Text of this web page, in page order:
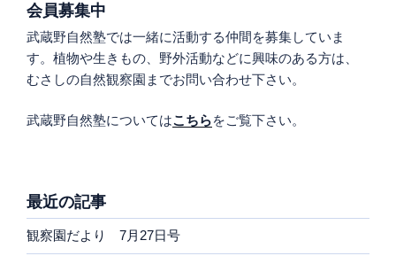
会員募集中
武蔵野自然塾では一緒に活動する仲間を募集していま
す。植物や生きもの、野外活動などに興味のある方は、
むさしの自然観察園までお問い合わせ下さい。
武蔵野自然塾についてはこちらをご覧下さい。
最近の記事
観察園だより 7月27日号